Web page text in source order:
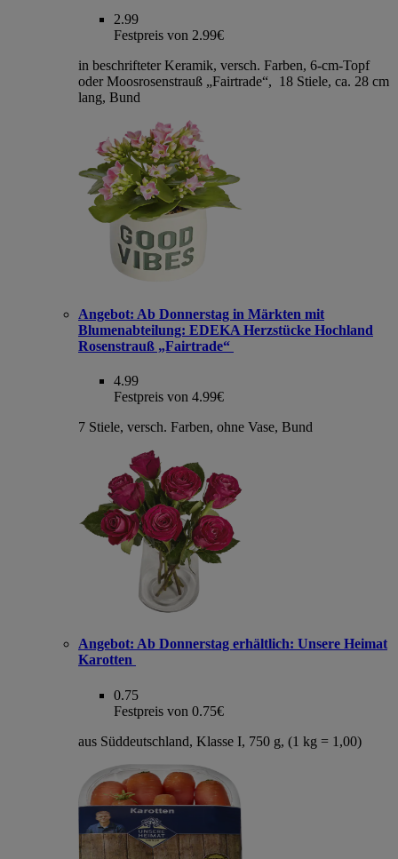
2.99
Festpreis von 2.99€
in beschrifteter Keramik, versch. Farben, 6-cm-Topf
oder Moosrosenstrauß „Fairtrade“, 18 Stiele, ca. 28 cm
lang, Bund
Angebot: Ab Donnerstag in Märkten mit
Blumenabteilung: EDEKA Herzstücke Hochland
Rosenstrauß „Fairtrade“
4.99
Festpreis von 4.99€
7 Stiele, versch. Farben, ohne Vase, Bund
Angebot: Ab Donnerstag erhältlich: Unsere Heimat
Karotten
0.75
Festpreis von 0.75€
aus Süddeutschland, Klasse I, 750 g, (1 kg = 1,00)